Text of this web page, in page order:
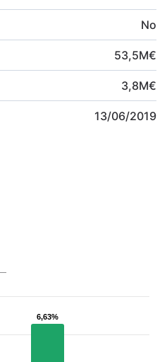
No
53,5M€
3,8M€
13/06/2019
6,63%
6,63%